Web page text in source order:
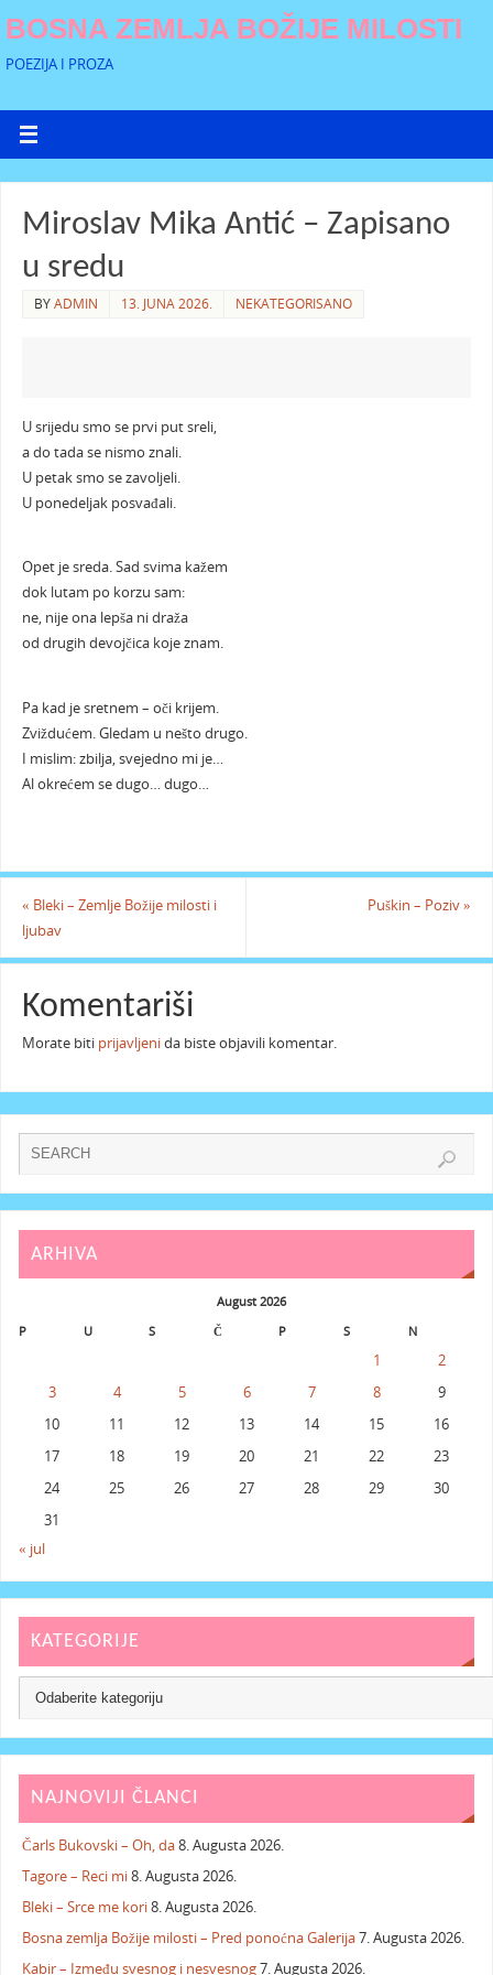
BOSNA ZEMLJA BOŽIJE MILOSTI
POEZIJA I PROZA
Miroslav Mika Antić – Zapisano
u sredu
BYADMIN 13. JUNA 2026. NEKATEGORISANO
U srijedu smo se prvi put sreli,
a do tada se nismo znali.
U petak smo se zavoljeli.
U ponedeljak posvađali.
Opet je sreda. Sad svima kažem
dok lutam po korzu sam:
ne, nije ona lepša ni draža
od drugih devojčica koje znam.
Pa kad je sretnem – oči krijem.
Zviždućem. Gledam u nešto drugo.
I mislim: zbilja, svejedno mi je…
Al okrećem se dugo… dugo…
« Bleki – Zemlje Božije milosti i
ljubav
Puškin – Poziv»
Komentariši
Morate biti prijavljenida biste objavili komentar.
ARHIVA
August 2026
P
U S Č P S N
1
2
3
4 5 6 7 8
9
10
11 12 13 14 15
16
17
18 19 20 21 22
23
24
25 26 27 28 29
30
31
« jul
KATEGORIJE
NAJNOVIJI ČLANCI
Čarls Bukovski – Oh, da8. Augusta 2026.
Tagore – Reci mi8. Augusta 2026.
Bleki – Srce me kori8. Augusta 2026.
Bosna zemlja Božije milosti – Pred ponoćna Galerija7. Augusta 2026.
Kabir – Između svesnog i nesvesnog7. Augusta 2026.